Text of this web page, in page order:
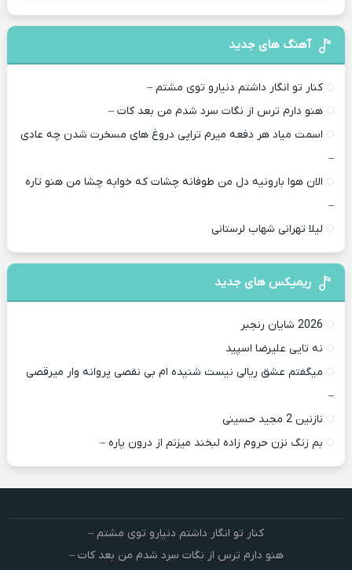
آهنگ های جدید
کنار تو انگار داشتم دنیارو توی مشتم –
هنو دارم ترس از نگات سرد شدم من بعد کات –
اسمت میاد هر دفعه میرم تراپی دروغ‌ های مسخرت شدن چه عادی
–
الان هوا بارونیه دل من طوفانه چشات که خوابه چشا من هنو تاره
–
لیلا تهرانی شهاب لرستانی
ریمیکس های جدید
2026 شایان رنجبر
نه تایی علیرضا اسپید
میگفتم عشق ریالی نیست شنیده ام بی نقصی پروانه وار میرقصی
–
نازنین 2 مجید حسینی
بم زنگ نزن حروم زاده لبخند میزنم از درون پاره –
کنار تو انگار داشتم دنیارو توی مشتم –
هنو دارم ترس از نگات سرد شدم من بعد کات –